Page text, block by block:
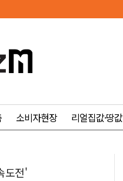
소비자현장 리얼집값·땅값
도전'